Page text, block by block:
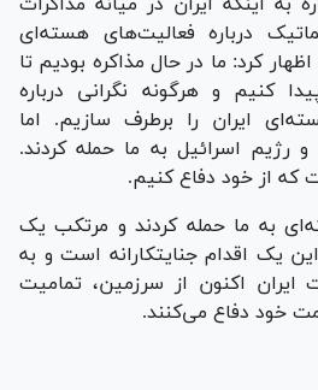
درباره فعالیت‌های هسته‌ای
کرد: ما در حال مذاکره بودیم تا
کنیم و هرگونه نگرانی درباره
ایران را برطرف سازیم. اما
رژیم اسرائیل به ما حمله کردند.
که از خود دفاع کنیم.
به ما حمله کردند و مرتکب یک
این یک اقدام جنایتکارانه است و به
اکنون از سرزمین، تمامیت
خود دفاع می‌کنند.